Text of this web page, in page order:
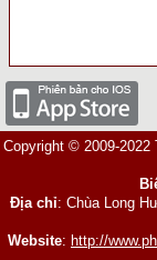
Copyright © 2009-2022
Địa chỉ: Chùa Long
Website: http://